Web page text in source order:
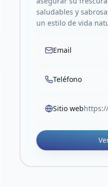
saludables y
un estilo de vida
Email
Teléfono
Sitio web